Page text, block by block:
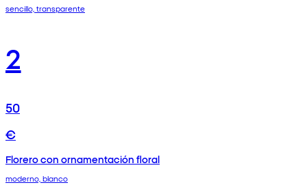
sencillo, transparente
2
50
€
Florero con ornamentación floral
moderno, blanco